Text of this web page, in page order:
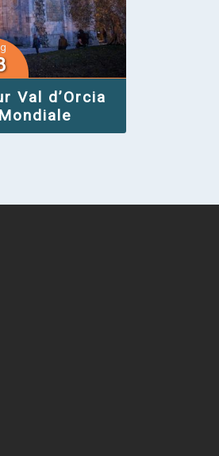
Val d’Orcia